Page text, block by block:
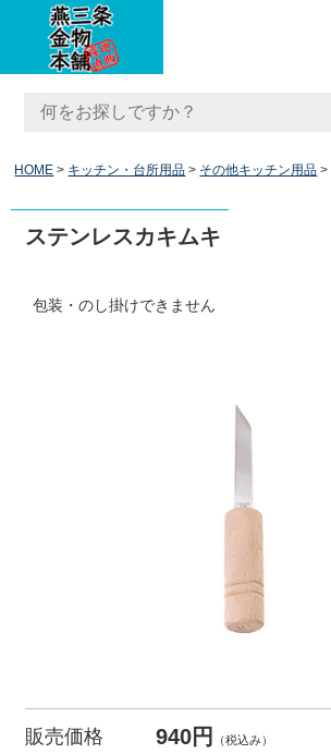
HOME キッチン・台所用品 その他キッチン用品
ステンレスカキムキ
包装・のし掛けできません
販売価格 940円 （税込み）